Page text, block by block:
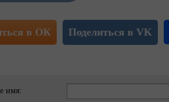
в ОК Поделиться в VK
имя: